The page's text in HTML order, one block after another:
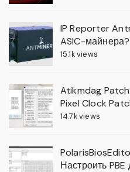
IP Reporter
ASIC-майнера?
15.1k views
Atikmdag
Pixel Clock
14.7k views
Настроить